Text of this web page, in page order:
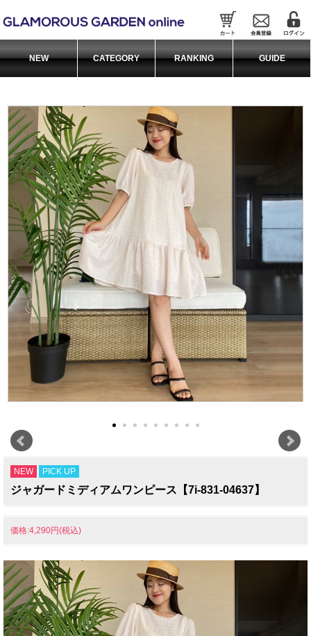
NEW PICK UP
ジャガードミディアムワンピース【7i-831-04637】
価格:4,290円(税込)